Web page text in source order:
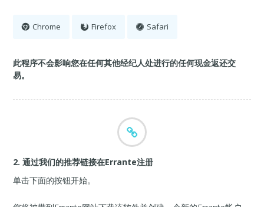
Chrome Firefox Safari
此程序不会影响您在任何其他经纪人处进行的任何现金返还交
易。
2. 通过我们的推荐链接在Errante注册
单击下面的按钮开始。